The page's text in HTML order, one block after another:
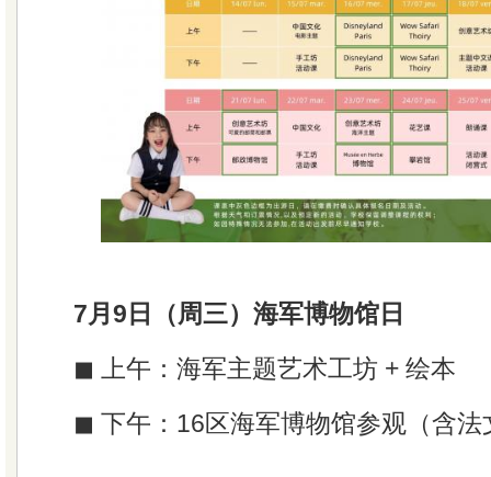
7月9日（周三）海军博物馆日
◼ 上午：海军主题艺术工坊 + 绘本
◼ 下午：16区海军博物馆参观（含法